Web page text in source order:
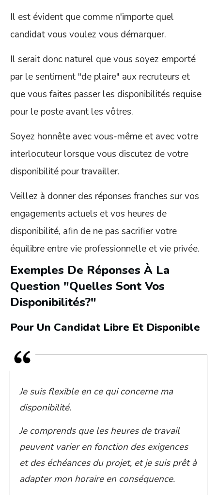
Il est évident que comme n'importe quel
candidat vous voulez vous démarquer.
Il serait donc naturel que vous soyez emporté
par le sentiment "de plaire" aux recruteurs et
que vous faites passer les disponibilités requise
pour le poste avant les vôtres.
Soyez honnête avec vous-même et avec votre
interlocuteur lorsque vous discutez de votre
disponibilité pour travailler.
Veillez à donner des réponses franches sur vos
engagements actuels et vos heures de
disponibilité, afin de ne pas sacrifier votre
équilibre entre vie professionnelle et vie privée.
Exemples De Réponses À La
Question "Quelles Sont Vos
Disponibilités?"
Pour Un Candidat Libre Et Disponible
Je suis flexible en ce qui concerne ma
disponibilité.
Je comprends que les heures de travail
peuvent varier en fonction des exigences
et des échéances du projet, et je suis prêt à
adapter mon horaire en conséquence.